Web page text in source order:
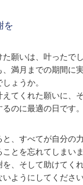
を
願いは、叶ったで
、満月までの期間に
ょうか。
えてくれた願いに、
のに最適の日です。
、すべてが自分の
とを忘れてしまいま
を、そして助けてく
ようにしてください